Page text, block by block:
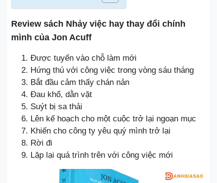
Review sách Nhảy việc hay thay đổi chính
mình của Jon Acuff
Được tuyển vào chỗ làm mới
Hứng thú với công việc trong vòng sáu tháng
Bắt đầu cảm thấy chán nản
Đau khổ, dằn vặt
Suýt bị sa thải
Lên kế hoạch cho một cuộc trở lại ngoạn mục
Khiến cho công ty yêu quý mình trở lại
Rời đi
Lặp lại quá trình trên với công việc mới